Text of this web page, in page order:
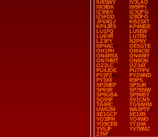
IU8SWY
IV3LAO
IW3IBK
IW9FFI
IZ3NUI
IZ3QFG
IZ5FDD
IZ8DFO
JF6XQJ
KB2SXT
KP4JRS
KP4MDE
LU1FQ
LU5EW
LU6YR
LU7EN
LZ3FY
N2PNY
NP4AC
OE5GTE
OH1PH
OM4CW
ON4RSX
ON4WIY
ON7HMT
ON8ON
OZ2LC
OZ3AT
PU4JOE
PU7FPV
PY2FZ
PY2WND
PY3XX
R9PS
SP2MEF
SP3UR
SP6SR
SP7ENW
SP9GBA
SP9MST
SQ9SF
SV1CNS
TA4RC
TG9AHM
UW5ZM
WA3PTF
XE1GCF
XE1XR
YO3IPR
YO4WO
YO9CEB
YT1HA
YV5JF
YV7BMZ
Z35F